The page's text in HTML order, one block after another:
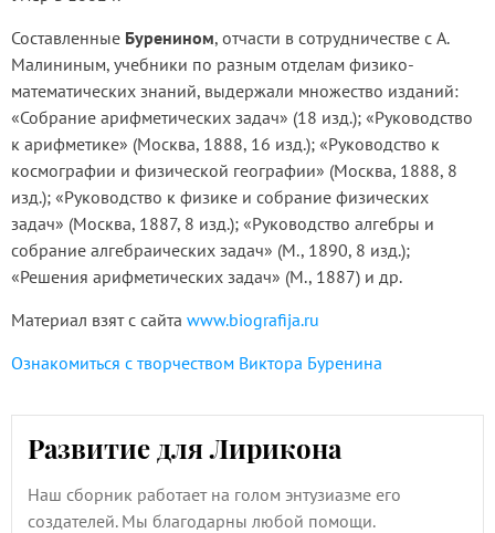
Составленные Буренином, отчасти в сотрудничестве с A.
Малининым, учебники по разным отделам физико-
математических знаний, выдержали множество изданий:
«Собрание арифметических задач» (18 изд.); «Руководство
к арифметике» (Москва, 1888, 16 изд.); «Руководство к
космографии и физической географии» (Москва, 1888, 8
изд.); «Руководство к физике и собрание физических
задач» (Москва, 1887, 8 изд.); «Руководство алгебры и
собрание алгебраических задач» (М., 1890, 8 изд.);
«Решения арифметических задач» (М., 1887) и др.
Материал взят с сайта www.biografija.ru
Ознакомиться с творчеством Виктора Буренина
Развитие для Лирикона
Наш сборник работает на голом энтузиазме его
создателей. Мы благодарны любой помощи.